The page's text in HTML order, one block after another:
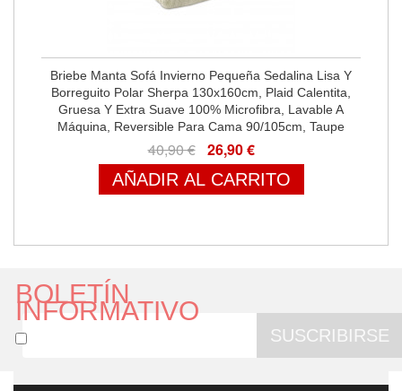
Briebe Manta Sofá Invierno Pequeña Sedalina Lisa Y
Borreguito Polar Sherpa 130x160cm, Plaid Calentita,
Gruesa Y Extra Suave 100% Microfibra, Lavable A
Máquina, Reversible Para Cama 90/105cm, Taupe
40,90 € 26,90 €
AÑADIR AL CARRITO
BOLETÍN
INFORMATIVO
SUSCRIBIRSE